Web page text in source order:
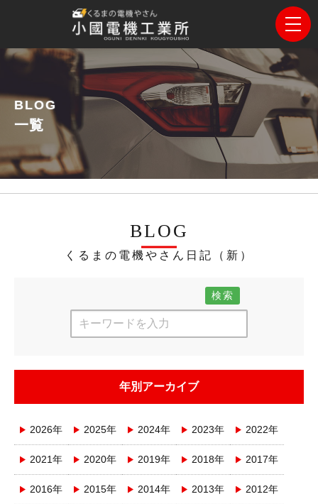
BLOG
一覧
BLOG
くるまの電機やさん日記（新）
検索
年別アーカイブ
2026年 2025年 2024年 2023年 2022年
2021年 2020年 2019年 2018年 2017年
2016年 2015年 2014年 2013年 2012年